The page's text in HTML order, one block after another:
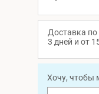
Доставка
3 дней и от
Хочу, чтобы